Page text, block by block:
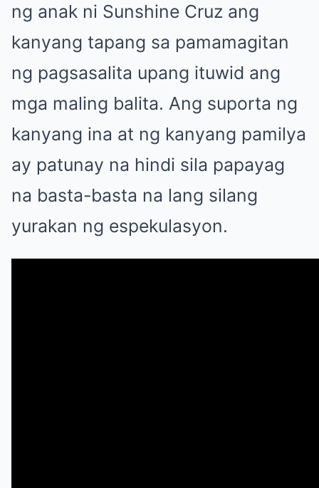
ng anak ni Sunshine Cruz ang
kanyang tapang sa pamamagitan
ng pagsasalita upang ituwid ang
mga maling balita. Ang suporta ng
kanyang ina at ng kanyang pamilya
ay patunay na hindi sila papayag
na basta-basta na lang silang
yurakan ng espekulasyon.